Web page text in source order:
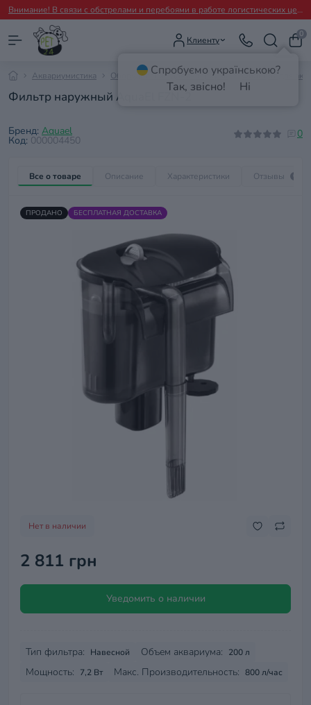
Внимание! В связи с обстрелами и перебоями в работе логистических центров перевозчиков возможны временные задержки с отправкой заказов.
Клиенту
0
Аквариумистика Оборудование для аквариума Фильтры для
Фильтр наружный AquaEl FZN-2
Бренд: Aquael
Код: 000004450
0
Все о товаре Описание Характеристики Отзывы
ПРОДАНО БЕСПЛАТНАЯ ДОСТАВКА
Нет в наличии
2 811 грн
Уведомить о наличии
Тип фильтра: Навесной Объем аквариума: 200 л
Мощность: 7,2 Вт Макс. Производительность: 800 л/час
Спробуємо українською?
Так, звісно!
Ні